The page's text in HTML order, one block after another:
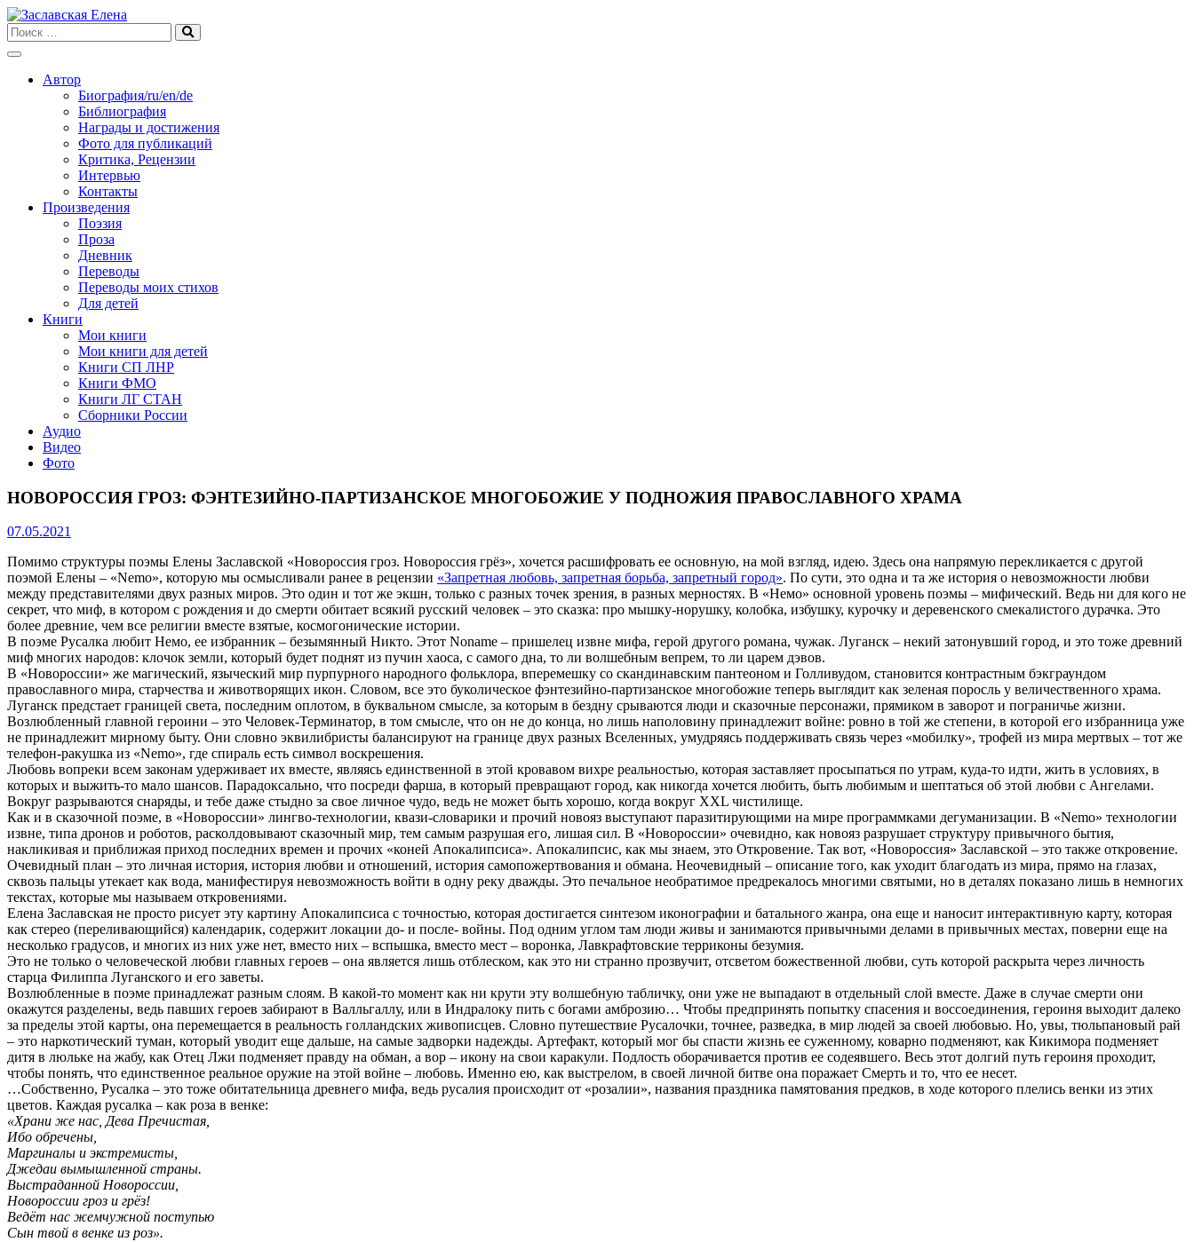
Skip
to
content
Автор
Биография/ru/en/de
Библиография
Награды и достижения
Фото для публикаций
Критика, Рецензии
Интервью
Контакты
Произведения
Поэзия
Проза
Дневник
Переводы
Переводы моих стихов
Для детей
Книги
Мои книги
Мои книги для детей
Книги СП ЛНР
Книги ФМО
Книги ЛГ СТАН
Сборники России
Аудио
Видео
Фото
НОВОРОССИЯ ГРОЗ: ФЭНТЕЗИЙНО-ПАРТИЗАНСКОЕ МНОГОБОЖИЕ У ПОДНОЖИЯ ПРАВОСЛАВНОГО ХРАМА
07.05.2021
Помимо структуры поэмы Елены Заславской «Новороссия гроз. Новороссия грёз», хочется расшифровать ее основную, на мой взгляд, идею. Здесь она напрямую перекликается с другой
поэмой Елены – «Nemo», которую мы осмысливали ранее в рецензии «Запретная любовь, запретная борьба, запретный город». По сути, это одна и та же история о невозможности любви
между представителями двух разных миров. Это один и тот же экшн, только с разных точек зрения, в разных мерностях. В «Немо» основной уровень поэмы – мифический. Ведь ни для кого не
секрет, что миф, в котором с рождения и до смерти обитает всякий русский человек – это сказка: про мышку-норушку, колобка, избушку, курочку и деревенского смекалистого дурачка. Это
более древние, чем все религии вместе взятые, космогонические истории.
В поэме Русалка любит Немо, ее избранник – безымянный Никто. Этот Noname – пришелец извне мифа, герой другого романа, чужак. Луганск – некий затонувший город, и это тоже древний
миф многих народов: клочок земли, который будет поднят из пучин хаоса, с самого дна, то ли волшебным вепрем, то ли царем дэвов.
В «Новороссии» же магический, языческий мир пурпурного народного фольклора, вперемешку со скандинавским пантеоном и Голливудом, становится контрастным бэкграундом
православного мира, старчества и животворящих икон. Словом, все это буколическое фэнтезийно-партизанское многобожие теперь выглядит как зеленая поросль у величественного храма.
Луганск предстает границей света, последним оплотом, в буквальном смысле, за которым в бездну срываются люди и сказочные персонажи, прямиком в заворот и пограничье жизни.
Возлюбленный главной героини – это Человек-Терминатор, в том смысле, что он не до конца, но лишь наполовину принадлежит войне: ровно в той же степени, в которой его избранница уже
не принадлежит мирному быту. Они словно эквилибристы балансируют на границе двух разных Вселенных, умудряясь поддерживать связь через «мобилку», трофей из мира мертвых – тот же
телефон-ракушка из «Nemo», где спираль есть символ воскрешения.
Любовь вопреки всем законам удерживает их вместе, являясь единственной в этой кровавом вихре реальностью, которая заставляет просыпаться по утрам, куда-то идти, жить в условиях, в
которых и выжить-то мало шансов. Парадоксально, что посреди фарша, в который превращают город, как никогда хочется любить, быть любимым и шептаться об этой любви с Ангелами.
Вокруг разрываются снаряды, и тебе даже стыдно за свое личное чудо, ведь не может быть хорошо, когда вокруг XXL чистилище.
Как и в сказочной поэме, в «Новороссии» лингво-технологии, квази-словарики и прочий новояз выступают паразитирующими на мире программками дегуманизации. В «Nemo» технологии
извне, типа дронов и роботов, расколдовывают сказочный мир, тем самым разрушая его, лишая сил. В «Новороссии» очевидно, как новояз разрушает структуру привычного бытия,
накликивая и приближая приход последних времен и прочих «коней Апокалипсиса». Апокалипсис, как мы знаем, это Откровение. Так вот, «Новороссия» Заславской – это также откровение.
Очевидный план – это личная история, история любви и отношений, история самопожертвования и обмана. Неочевидный – описание того, как уходит благодать из мира, прямо на глазах,
сквозь пальцы утекает как вода, манифестируя невозможность войти в одну реку дважды. Это печальное необратимое предрекалось многими святыми, но в деталях показано лишь в немногих
текстах, которые мы называем откровениями.
Елена Заславская не просто рисует эту картину Апокалипсиса с точностью, которая достигается синтезом иконографии и батального жанра, она еще и наносит интерактивную карту, которая
как стерео (переливающийся) календарик, содержит локации до- и после- войны. Под одним углом там люди живы и занимаются привычными делами в привычных местах, поверни еще на
несколько градусов, и многих из них уже нет, вместо них – вспышка, вместо мест – воронка, Лавкрафтовские терриконы безумия.
Это не только о человеческой любви главных героев – она является лишь отблеском, как это ни странно прозвучит, отсветом божественной любви, суть которой раскрыта через личность
старца Филиппа Луганского и его заветы.
Возлюбленные в поэме принадлежат разным слоям. В какой-то момент как ни крути эту волшебную табличку, они уже не выпадают в отдельный слой вместе. Даже в случае смерти они
окажутся разделены, ведь павших героев забирают в Валльгаллу, или в Индралоку пить с богами амброзию… Чтобы предпринять попытку спасения и воссоединения, героиня выходит далеко
за пределы этой карты, она перемещается в реальность голландских живописцев. Словно путешествие Русалочки, точнее, разведка, в мир людей за своей любовью. Но, увы, тюльпановый рай
– это наркотический туман, который уводит еще дальше, на самые задворки надежды. Артефакт, который мог бы спасти жизнь ее суженному, коварно подменяют, как Кикимора подменяет
дитя в люльке на жабу, как Отец Лжи подменяет правду на обман, а вор – икону на свои каракули. Подлость оборачивается против ее содеявшего. Весь этот долгий путь героиня проходит,
чтобы понять, что единственное реальное оружие на этой войне – любовь. Именно ею, как выстрелом, в своей личной битве она поражает Смерть и то, что ее несет.
…Собственно, Русалка – это тоже обитательница древнего мифа, ведь русалия происходит от «розалии», названия праздника памятования предков, в ходе которого плелись венки из этих
цветов. Каждая русалка – как роза в венке:
«Храни же нас, Дева Пречистая,
Ибо обречены,
Маргиналы и экстремисты,
Джедаи вымышленной страны.
Выстраданной Новороссии,
Новороссии гроз и грёз!
Ведёт нас жемчужной поступью
Сын твой в венке из роз».